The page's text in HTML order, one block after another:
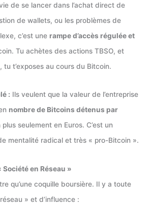
de se lancer dans l’achat direct de
de wallets, ou les problèmes de
c’est une rampe d’accès régulée et
Tu achètes des actions TBSO, et
tu t’exposes au cours du Bitcoin.
: Ils veulent que la valeur de l’entreprise
nombre de Bitcoins détenus par
plus seulement en Euros. C’est un
mentalité radical et très « pro-Bitcoin ».
Société en Réseau »
qu’une coquille boursière. Il y a toute
» et d’influence :